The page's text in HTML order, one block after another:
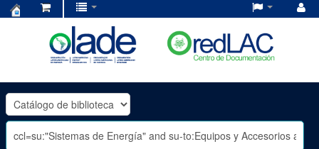
OLADE
-